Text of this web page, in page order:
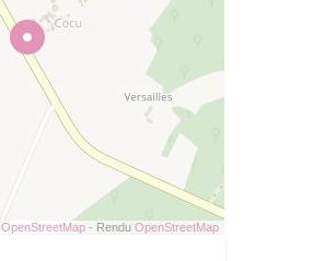
OpenStreetMap - Rendu OpenStreetMap